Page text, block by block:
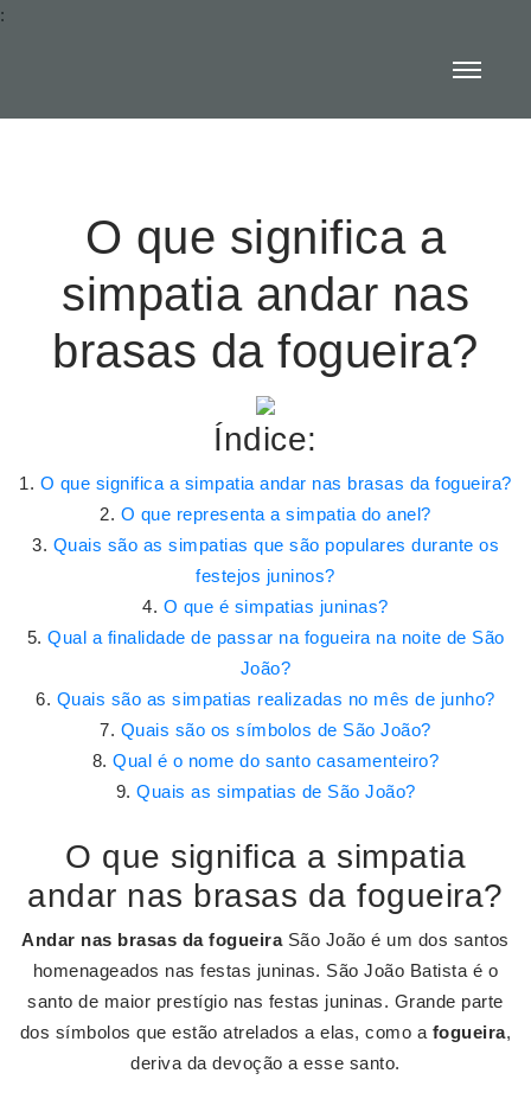
:
O que significa a
simpatia andar nas
brasas da fogueira?
Índice:
O que significa a simpatia andar nas brasas da fogueira?
O que representa a simpatia do anel?
Quais são as simpatias que são populares durante os
festejos juninos?
O que é simpatias juninas?
Qual a finalidade de passar na fogueira na noite de São
João?
Quais são as simpatias realizadas no mês de junho?
Quais são os símbolos de São João?
Qual é o nome do santo casamenteiro?
Quais as simpatias de São João?
O que significa a simpatia
andar nas brasas da fogueira?
Andar nas brasas da fogueiraSão João é um dos santos
homenageados nas festas juninas. São João Batista é o
santo de maior prestígio nas festas juninas. Grande parte
dos símbolos que estão atrelados a elas, como a fogueira,
deriva da devoção a esse santo.